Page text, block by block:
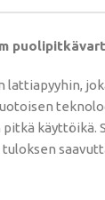
lattiapyyhin,
käyttöikä.
tuloksen